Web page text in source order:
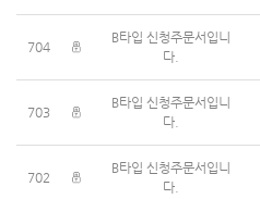
704
B타입 신청주문서입니
다.
703
B타입 신청주문서입니
다.
702
B타입 신청주문서입니
다.